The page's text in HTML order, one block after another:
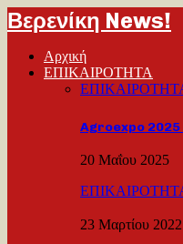
Βερενίκη News!
Αρχική
ΕΠΙΚΑΙΡΟΤΗΤΑ
Agroexpo 2025
20 Μαΐου 2025
23 Μαρτίου 2022